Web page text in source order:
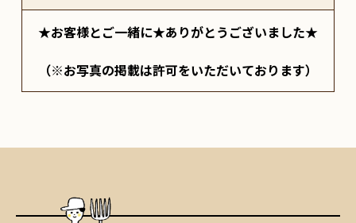
★お客様とご一緒に★ありがとうございました★
（※お写真の掲載は許可をいただいております）